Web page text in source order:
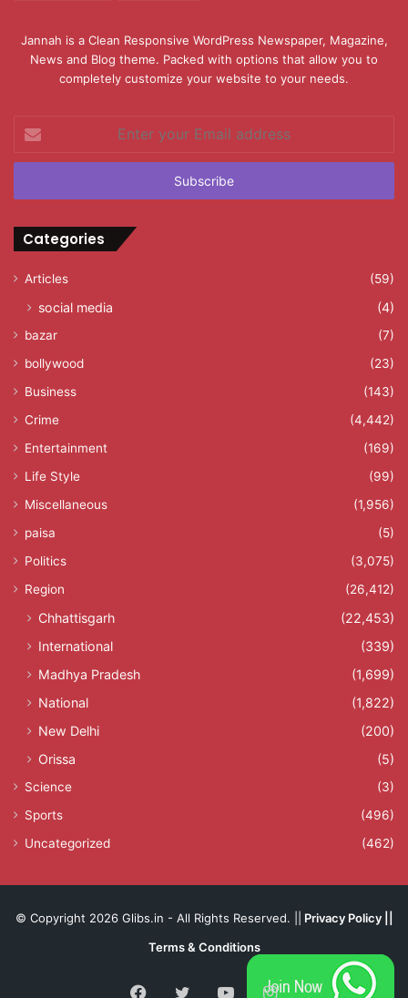
Jannah is a Clean Responsive WordPress Newspaper, Magazine,
News and Blog theme. Packed with options that allow you to
completely customize your website to your needs.
your
Email
Categories
Articles (59)
social media (4)
bazar
(7)
bollywood
(23)
Business
(143)
Crime
(4,442)
Entertainment
(169)
Life Style
(99)
Miscellaneous
(1,956)
paisa
(5)
Politics
(3,075)
Region
(26,412)
Chhattisgarh
(22,453)
International
(339)
Madhya Pradesh
(1,699)
National
(1,822)
New Delhi
(200)
Orissa
(5)
Science
(3)
Sports
(496)
Uncategorized
(462)
© Copyright 2026 Glibs.in - All Rights Reserved. || Privacy Policy||
Terms & Conditions
Facebook
TwitterYouTubeInstagram